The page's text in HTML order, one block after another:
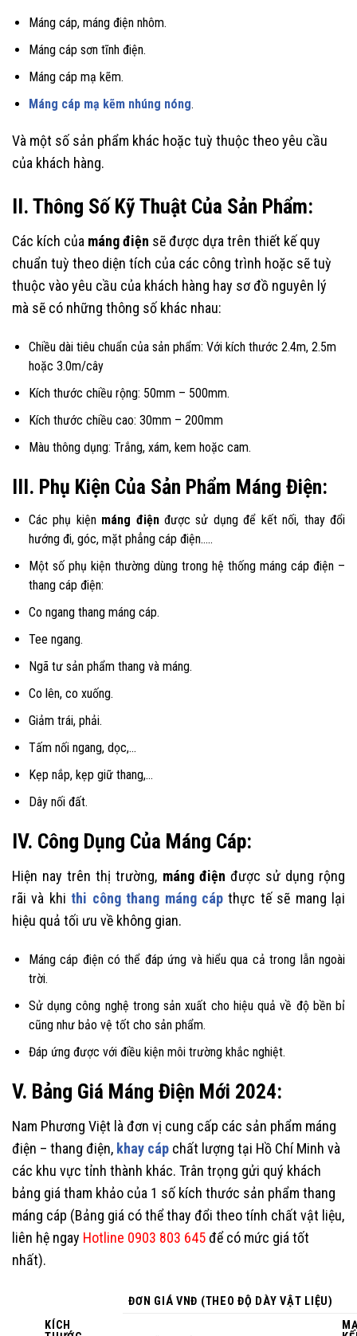
Máng cáp, máng điện nhôm.
Máng cáp sơn tĩnh điện.
Máng cáp mạ kẽm.
Máng cáp mạ kẽm nhúng nóng.
Và một số sản phẩm khác hoặc tuỳ thuộc theo yêu cầu
của khách hàng.
II. Thông Số Kỹ Thuật Của Sản Phẩm:
Các kích của máng điện sẽ được dựa trên thiết kế quy
chuẩn tuỳ theo diện tích của các công trình hoặc sẽ tuỳ
thuộc vào yêu cầu của khách hàng hay sơ đồ nguyên lý
mà sẽ có những thông số khác nhau:
Chiều dài tiêu chuẩn của sản phẩm: Với kích thước 2.4m, 2.5m
hoặc 3.0m/cây
Kích thước chiều rộng: 50mm – 500mm.
Kích thước chiều cao: 30mm – 200mm
Màu thông dụng: Trắng, xám, kem hoặc cam.
III. Phụ Kiện Của Sản Phẩm Máng Điện:
Các phụ kiện máng điệnđược sử dụng để kết nối, thay đổi
hướng đi, góc, mặt phẳng cáp điện…..
Một số phụ kiện thường dùng trong hệ thống máng cáp điện –
thang cáp điện:
Co ngang thang máng cáp.
Tee ngang.
Ngã tư sản phẩm thang và máng.
Co lên, co xuống.
Giảm trái, phải.
Tấm nối ngang, dọc,…
Kẹp nắp, kẹp giữ thang,…
Dây nối đất.
IV. Công Dụng Của Máng Cáp:
Hiện nay trên thị trường, máng điện được sử dụng rộng
rãi và khi thi công thang máng cápthực tế sẽ mang lại
hiệu quả tối ưu về không gian.
Máng cáp điện có thể đáp ứng và hiểu qua cả trong lẫn ngoài
trời.
Sử dụng công nghệ trong sản xuất cho hiệu quả về độ bền bỉ
cũng như bảo vệ tốt cho sản phẩm.
Đáp ứng được với điều kiện môi trường khắc nghiệt.
V. Bảng Giá Máng Điện Mới 2024:
Nam Phương Việt là đơn vị cung cấp các sản phẩm máng
điện – thang điện, khay cáp chất lượng tại Hồ Chí Minh và
các khu vực tỉnh thành khác. Trân trọng gửi quý khách
bảng giá tham khảo của 1 số kích thước sản phẩm thang
máng cáp (Bảng giá có thể thay đổi theo tính chất vật liệu,
liên hệ ngay Hotline 0903 803 645để có mức giá tốt
nhất).
KÍCH
ĐƠN GIÁ VNĐ (THEO ĐỘ DÀY VẬT LIỆU)